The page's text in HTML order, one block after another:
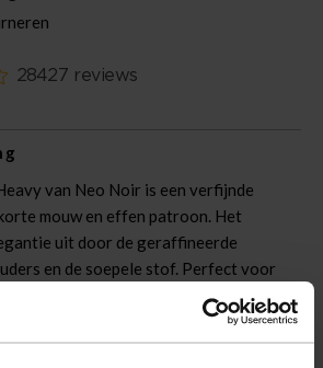
van Neo Noir is een verfijnde
mouw en effen patroon. Het
uit door de geraffineerde
en de soepele stof. Perfect voor
stijl voorop staat.